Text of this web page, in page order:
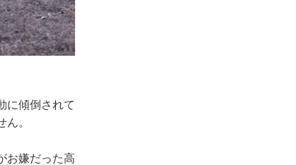
に傾倒されて
。
お嫌だった高